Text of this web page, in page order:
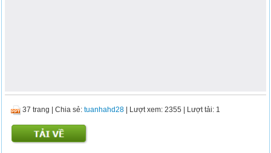
37 trang |Chia sẻ:tuanhahd28 | Lượt xem: 2355 | Lượt tải: 1